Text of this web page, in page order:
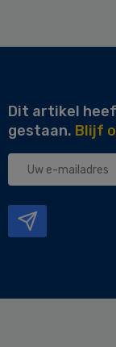
Dit artikel
gestaan. Blijf
Uw